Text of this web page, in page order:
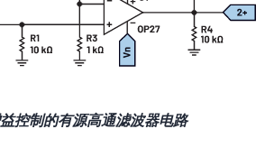
控制的有源高通滤波器电路